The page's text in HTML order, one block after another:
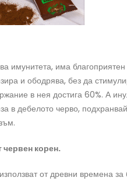
имунитета, има
и ободрява, без да
в нея достига 60%. А
в дебелото черво,
червен корен.
от древни времена за